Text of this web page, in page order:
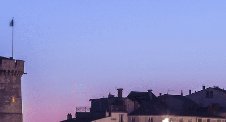
Menu
Ajoutez un logo, un bouton, des réseaux sociaux
Cliquez pour éditer